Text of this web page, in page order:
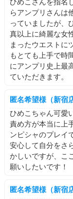
ひめこさんを指名
らアンプリさんは
っていましたが、
真以上に綺麗な女
まったウエストに
もとても上手で時
にアンプリ史上最
ていただきます。
匿名希望様（新宿
ひめこちゃん可愛
責め方が本当に上
ンピシャのプレイ
安心して自分をさ
かしいですが、こ
願いしたいです！
匿名希望様（新宿